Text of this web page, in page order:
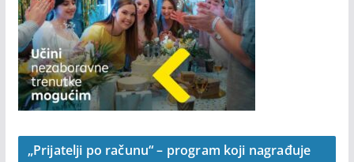
„Prijatelji po računu“ – program koji nagrađuje